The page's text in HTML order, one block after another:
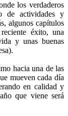
los verdaderos
de actividades y
algunos capítulos
éxito, una
y unas buenas
hacia una de las
mueven cada día
en calidad y
que viene será